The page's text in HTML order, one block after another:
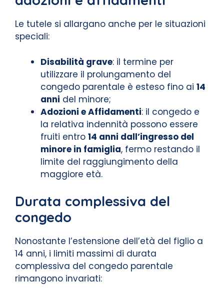
Le tutele si allargano anche per le situazioni
speciali:
Disabilità grave: il termine per
utilizzare il prolungamento del
congedo parentale è esteso fino ai 14
anni del minore;
Adozioni e Affidamenti: il congedo e
la relativa indennità possono essere
fruiti entro 14 anni dall’ingresso del
minore in famiglia, fermo restando il
limite del raggiungimento della
maggiore età.
Durata complessiva del
congedo
Nonostante l’estensione dell’età del figlio a
14 anni, i limiti massimi di durata
complessiva del congedo parentale
rimangono invariati: